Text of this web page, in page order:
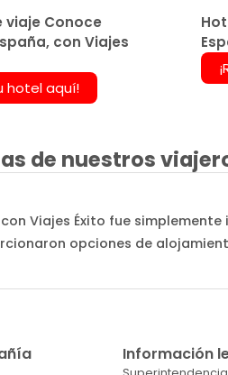
viaje Conoce
con Viajes
hotel aquí!
de nuestros
con Viajes Éxito fue
opciones de
Información